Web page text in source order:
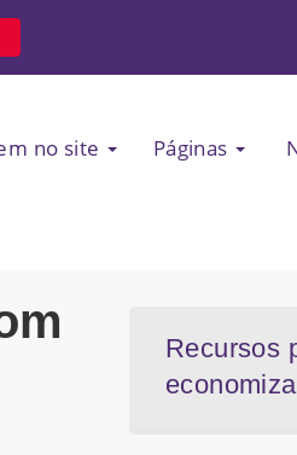
no site Páginas
Recursos